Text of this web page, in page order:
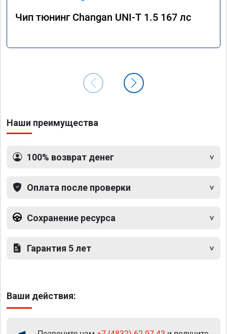
Чип тюнинг Changan UNI-T 1.5 167 лс
Наши преимущества
100% возврат денег
Оплата после проверки
Сохранение ресурса
Гарантия 5 лет
Ваши действия: